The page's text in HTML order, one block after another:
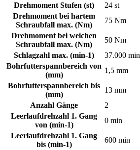
Drehmoment Stufen (st)
24 st
Drehmoment bei hartem
Schraubfall max. (Nm)
75 Nm
Drehmoment bei weichen
Schraubfall max. (Nm)
50 Nm
Schlagzahl max. (min-1)
37.000 min
Bohrfutterspannbereich von
(mm)
1,5 mm
Bohrfutterspannbereich bis
(mm)
13 mm
Anzahl Gänge
2
Leerlaufdrehzahl 1. Gang
von (min-1)
0 min
Leerlaufdrehzahl 1. Gang
bis (min-1)
600 min